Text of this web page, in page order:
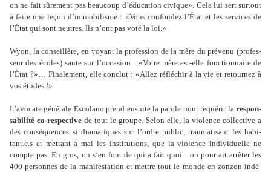
on ne fait sûre­ment pas beau­coup d’éducation civi­que». Cela lui sert sur­tout
à faire une leçon d’immo­bi­lisme : «Vous confon­dez l’État et les ser­vi­ces de
l’État qui sont neu­tres. Ils n’ont pas voté la loi.»
Wyon, la conseillère, en voyant la pro­fes­sion de la mère du pré­venu (pro­fes­
seur des écoles) saute sur l’occa­sion : «Votre mère est-elle fonc­tion­naire de
l’État ?»… Finalement, elle conclut : «Allez réflé­chir à la vie et retour­nez à
vos études !»
L’avo­cate géné­rale Escolano prend ensuite la parole pour requé­rir la res­pon­
sa­bi­lité co-res­pec­tive de tout le groupe. Selon elle, la vio­lence col­lec­tive a
des consé­quen­ces si dra­ma­ti­ques sur l’ordre public, trau­ma­ti­sant les habi­
tant.e.s et met­tant à mal les ins­ti­tu­tions, que la vio­lence indi­vi­duelle ne
compte pas. En gros, on s’en fout de qui a fait quoi : on pour­rait arrê­ter les
400 per­son­nes de la mani­fes­ta­tion et mettre tout le monde en zonzon indé­